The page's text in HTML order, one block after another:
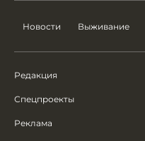
Новости Выживание
Редакция
Спецпроекты
Реклама